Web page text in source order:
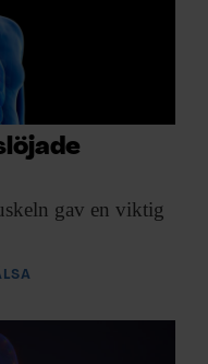
gav en viktig